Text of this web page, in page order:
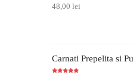
Evaluat la
5.00din 5
48,00 lei
Carnati Prepelita si